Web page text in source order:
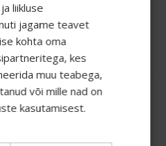
ja avalikesse ruumidesse
liikluse
jagame teavet
kohta oma
kes
muu teabega,
või mille nad on
kasutamisest.
TAHAD